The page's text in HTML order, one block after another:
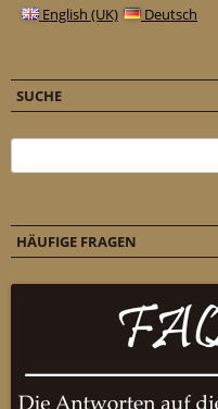
English (UK) Deutsch
SUCHE
HÄUFIGE FRAGEN